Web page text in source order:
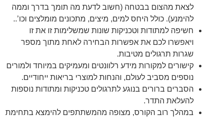
לצאת מהצום בבטחה (חשוב לדעת מה תומך בדרך וממה
להימנע). כולל היחס למים, מיצים, מתכונים מומלצים וכו’..
חשיפה למתודות וטכניקות שונות שמשלימות זו את זו
ויאפשרו לכם את אפשרות הבחירה לאחת מתוך מספר
שגרות תרגולים מטיבות.
קישורים למקורות מידע רלוונטים ומעמיקים במיוחד ולמורים
נוספים מסביב לעולם, והנחות למוצרי בריאות ייחודיים.
הסברים ברורים בנוגע לתרגולים טכניקות ומתודות נוספות
להעלאת התדר.
במהלך רוב הקורס, מצופה מהמשתתפים להימצא בתחימת